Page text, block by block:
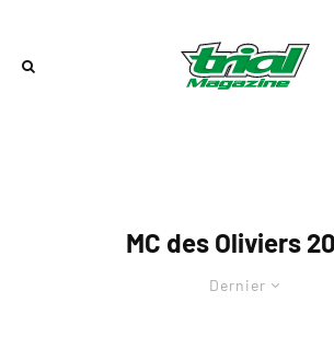
MC des Oliviers
Dernier